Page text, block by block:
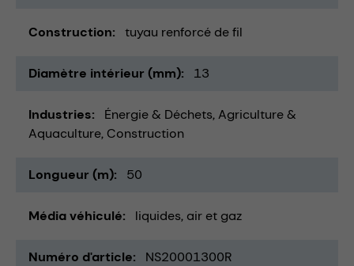
Construction tuyau renforcé de fil
Diamètre intérieur (mm) 13
Industries Énergie & Déchets Agriculture &
Aquaculture Construction
Longueur (m) 50
Média véhiculé liquides air et gaz
Numéro d'article NS20001300R